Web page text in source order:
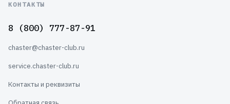
КОНТАКТЫ
8 (800) 777-87-91
chaster@chaster-club.ru
service.chaster-club.ru
Контакты и реквизиты